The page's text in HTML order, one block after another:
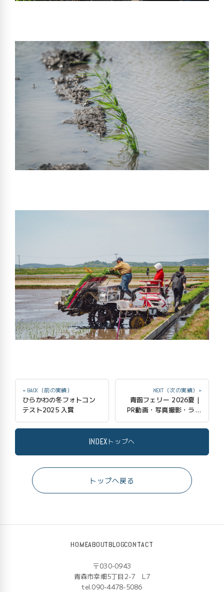
« BACK（前の実績）
ひらかわの冬フォトコン
テスト2025 入賞
INDEX トップへ
NEXT（次の実績）»
青函フェリー 2026夏｜
PR動画・写真撮影・ラジ
オCM制作
トップへ戻る
HOMEABOUTBLOGCONTACT
〒030-0943
青森市幸畑5丁目2-7 L7
tel.090-4478-5086